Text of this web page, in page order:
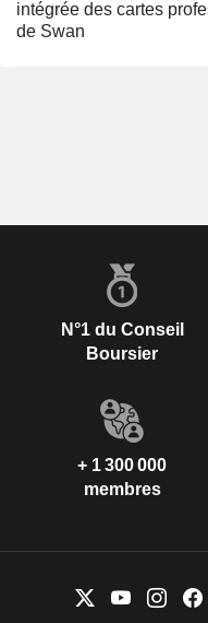
intégrée des cartes
de Swan
N°1 du Conseil
Boursier
+ 1 300 000
membres